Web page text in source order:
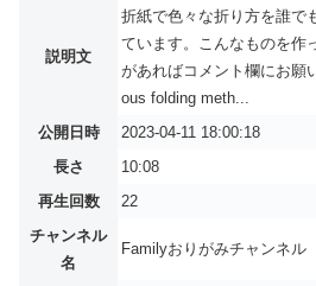
説明文
折紙で色々な折り方を誰で
ています。こんなものを作
があればコメント欄にお願
ous folding meth...
公開日時
2023-04-11 18:00:18
長さ
10:08
再生回数
22
チャンネル
名
Familyおりがみチャンネ